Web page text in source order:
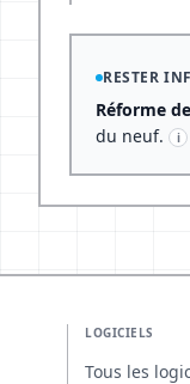
RESTER
Réforme
du neuf.
i
LOGICIELS
Tous les